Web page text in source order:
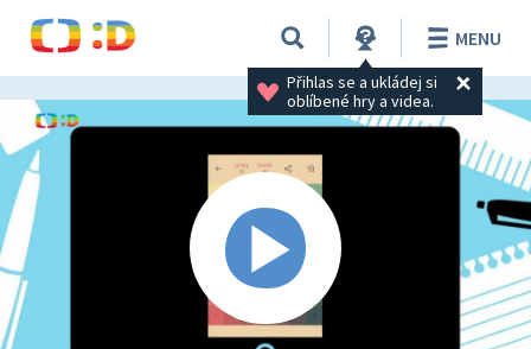
Přihlas se a ukládej si
oblíbené hry a videa.
MENU